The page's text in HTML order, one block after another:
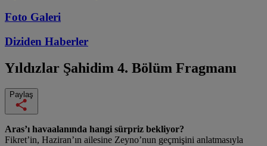
Foto Galeri
Diziden Haberler
Yıldızlar Şahidim 4. Bölüm Fragmanı
Paylaş
Aras’ı havaalanında hangi sürpriz bekliyor?
Fikret’in, Haziran’ın ailesine Zeyno’nun geçmişini anlatmasıyla